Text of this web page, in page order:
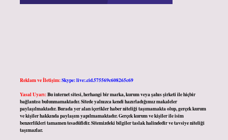
Reklam ve İletişim:Skype: live:.cid.575569c608265c69
Yasal Uyarı:Bu internet sitesi, herhangi bir marka, kurum veya şahıs şirketi ile hiçbir
bağlantısı bulunmamaktadır. Sitede yalnızca kendi hazırladığımız makaleler
paylaşılmaktadır. Burada yer alan içerikler haber niteliği taşımamakta olup, gerçek kurum
ve kişiler hakkında paylaşım yapılmamaktadır. Gerçek kurum ve kişiler ile isim
benzerlikleri tamamen tesadüfidir. Sitemizdeki bilgiler taslak halindedir ve tavsiye niteliği
taşımazlar.